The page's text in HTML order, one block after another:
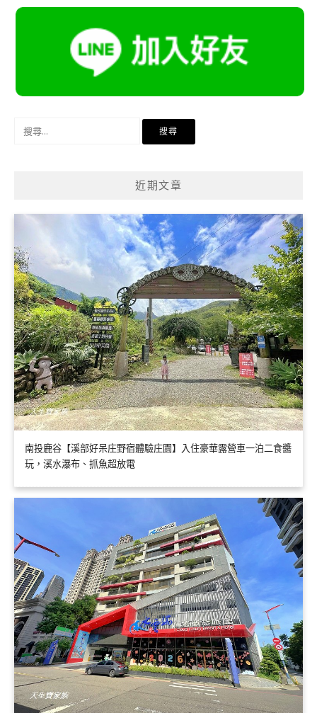
近期文章
南投鹿谷【溪部好呆庄野宿體驗庄園】入住豪華露營車一泊二食醬
玩，溪水瀑布、抓魚超放電